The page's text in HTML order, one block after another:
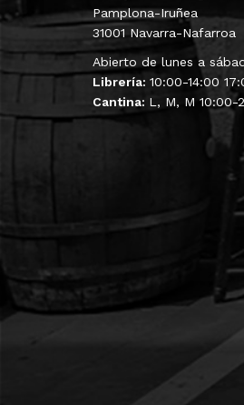
Pamplona-Iruñea
31001 Navarra-Nafarroa
Abierto de lunes a
Librería: 10:00-14:00
Cantina: L, M, M 10:00-